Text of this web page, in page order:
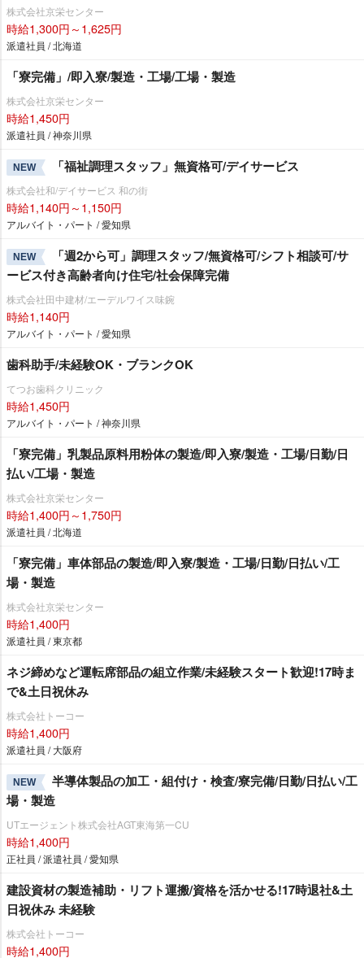
株式会社京栄センター
時給1,300円～1,625円
派遣社員 / 北海道
「寮完備」/即入寮/製造・工場/工場・製造
株式会社京栄センター
時給1,450円
派遣社員 / 神奈川県
NEW 「福祉調理スタッフ」無資格可/デイサービス
株式会社和/デイサービス 和の街
時給1,140円～1,150円
アルバイト・パート / 愛知県
NEW
「週2から可」調理スタッフ/無資格可/シフト相談可/サ
ービス付き高齢者向け住宅/社会保障完備
株式会社田中建材/エーデルワイス味鋺
時給1,140円
アルバイト・パート / 愛知県
歯科助手/未経験OK・ブランクOK
てつお歯科クリニック
時給1,450円
アルバイト・パート / 神奈川県
「寮完備」乳製品原料用粉体の製造/即入寮/製造・工場/日勤/日
払い/工場・製造
株式会社京栄センター
時給1,400円～1,750円
派遣社員 / 北海道
「寮完備」車体部品の製造/即入寮/製造・工場/日勤/日払い/工
場・製造
株式会社京栄センター
時給1,400円
派遣社員 / 東京都
ネジ締めなど運転席部品の組立作業/未経験スタート歓迎!17時ま
で&土日祝休み
株式会社トーコー
時給1,400円
派遣社員 / 大阪府
NEW
半導体製品の加工・組付け・検査/寮完備/日勤/日払い/工
場・製造
UTエージェント株式会社AGT東海第一CU
時給1,400円
正社員 / 派遣社員 / 愛知県
建設資材の製造補助・リフト運搬/資格を活かせる!17時退社&土
日祝休み 未経験
株式会社トーコー
時給1,400円